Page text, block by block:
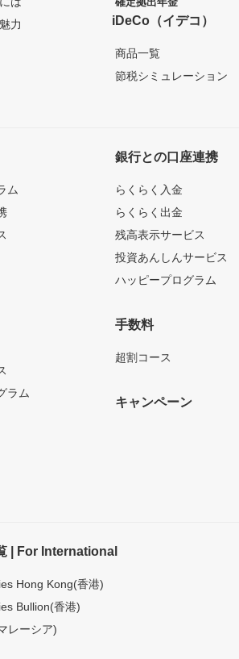
力
iDeCo（イデコ）
商品一覧
節税シミュレーション
ム
ラム
銀行との口座連携
らくらく入金
らくらく出金
残高表示サービス
投資あんしんサービス
ハッピープログラム
手数料
超割コース
キャンペーン
| For International
Hong Kong(香港)
Bullion(香港)
レーシア)